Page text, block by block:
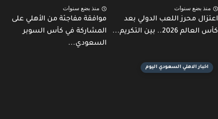
بضع سنوات
محرز اللعب الدولي بعد
2026.. بين التكريم...
منذ بضع سنوات
موافقة مفاجئة من الأهلي على
المشاركة في كأس السوبر
السعودي...
اخبار الاهلي السعودي اليوم